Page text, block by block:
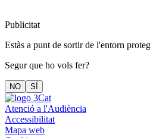
Publicitat
Estàs a punt de sortir de l'entorn
Segur que ho vols fer?
NO SÍ
Atenció a l'Audiència
Accessibilitat
Mapa web